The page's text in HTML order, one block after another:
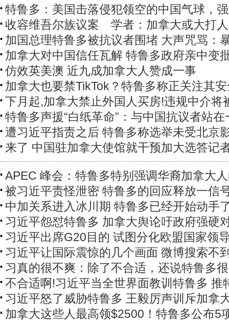
特鲁多：美国击落侵犯领空的中国气球，
收容维吾尔族议案 学者：加拿大或大打
加国总理特鲁多被抗议者围堵 大声咒骂：
加拿大对中国信任瓦解 特鲁多政府亲中变
仿效英美澳 近九成加拿大人赞成一事
加拿大也要禁TikTok？特鲁多称正关注其
下月起,加拿大禁止外国人买房!违规中介将
特鲁多声援“白纸革命”：与中国抗议者站在
遭习近平指责之后 特鲁多称选举未受北京
来了 中国驻加拿大使馆就干预加大选答记
APEC 峰会：特鲁多特别强调华裔加拿大
被习近平责怪泄密 特鲁多的回应释放一信
中加关系进入冰川期 特鲁多已经开始动手
习近平怨怼特鲁多 加拿大舆论吁政府强硬
习近平出席G20目的 试图分化欧盟国家领
习近平让国际震惊的几个画面 微博搜索不
习真的很不爽：除了不合适，还说特鲁多
不合适啊!习近平当全世界面教训特鲁多 推
习近平怒了威胁特鲁多 王毅厉声训斥加拿
加拿大这些人最高领$2500！特鲁多公布5